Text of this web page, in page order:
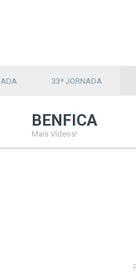
33ª JORNADA
BENFICA
Mais Vídeos!